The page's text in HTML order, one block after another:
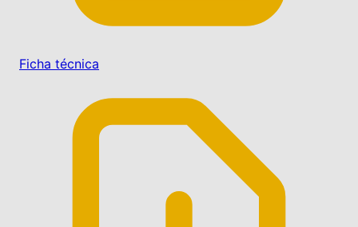
Ficha técnica